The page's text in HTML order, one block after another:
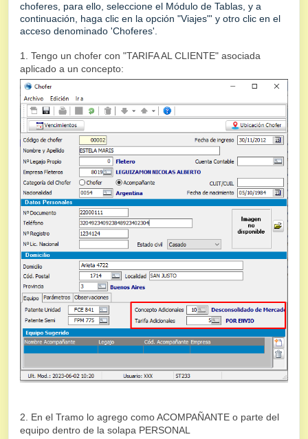
choferes, para ello, seleccione el Módulo de Tablas, y a
continuación, haga clic en la opción "Viajes"' y otro clic en el
acceso denominado 'Choferes'.
1. Tengo un chofer con "TARIFA AL CLIENTE" asociada
aplicado a un concepto:
2. En el Tramo lo agrego como ACOMPAÑANTE o parte del
equipo dentro de la solapa PERSONAL